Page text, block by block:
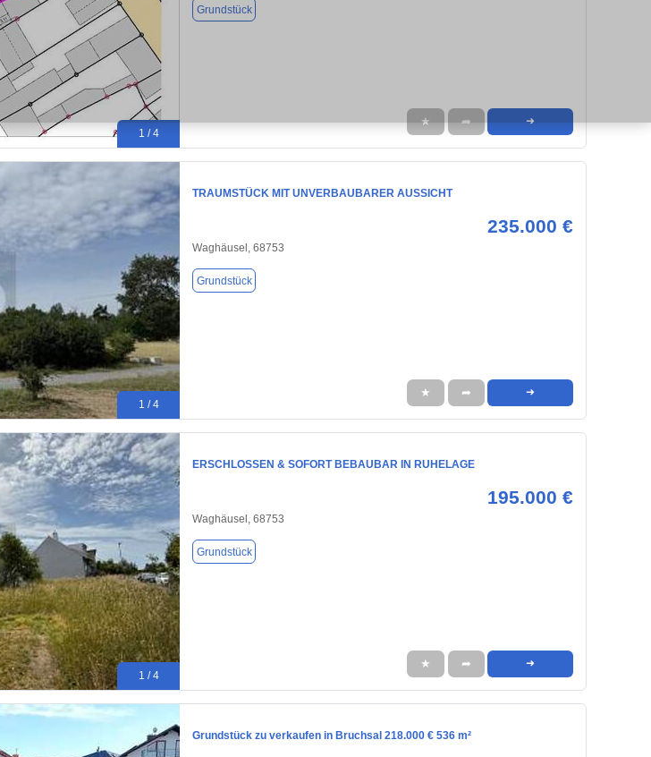
1 / 4
Grundstück
★ ➦ ➜
1 / 4
TRAUMSTÜCK MIT UNVERBAUBARER AUSSICHT
235.000 €
Waghäusel, 68753
Grundstück
★ ➦ ➜
1 / 4
ERSCHLOSSEN & SOFORT BEBAUBAR IN RUHELAGE
195.000 €
Waghäusel, 68753
Grundstück
★ ➦ ➜
Grundstück zu verkaufen in Bruchsal 218.000 € 536 m²